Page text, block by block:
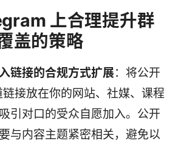
上合理提升群
盖的策略
链接的合规方式扩展：将公开
接放在你的网站、社媒、课程
引对口的受众自愿加入。公开
与内容主题紧密相关，避免以